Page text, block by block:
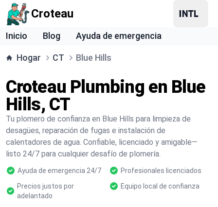
Croteau
Inicio Blog Ayuda de emergencia
Hogar CT Blue Hills
Croteau Plumbing en Blue
Hills, CT
Tu plomero de confianza en Blue Hills para limpieza de
desagües, reparación de fugas e instalación de
calentadores de agua. Confiable, licenciado y amigable—
listo 24/7 para cualquier desafío de plomería.
Ayuda de emergencia 24/7
Profesionales licenciados
Precios justos por
adelantado
Equipo local de confianza